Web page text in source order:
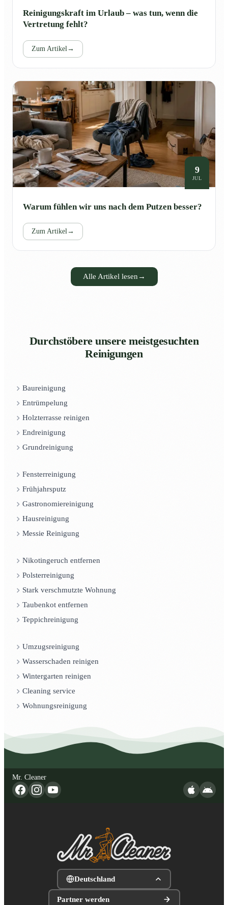
Reinigungskraft im Urlaub – was tun, wenn die
Vertretung fehlt?
Zum Artikel→
9
JUL
Warum fühlen wir uns nach dem Putzen besser?
Zum Artikel→
Alle Artikel lesen →
Durchstöbere unsere meistgesuchten
Reinigungen
Baureinigung
Entrümpelung
Holzterrasse reinigen
Endreinigung
Grundreinigung
Fensterreinigung
Frühjahrsputz
Gastronomiereinigung
Hausreinigung
Messie Reinigung
Nikotingeruch entfernen
Polsterreinigung
Stark verschmutzte Wohnung
Taubenkot entfernen
Teppichreinigung
Umzugsreinigung
Wasserschaden reinigen
Wintergarten reinigen
Cleaning service
Wohnungsreinigung
Mr. Cleaner
Deutschland
Partner werden